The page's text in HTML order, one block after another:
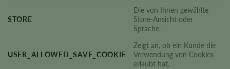
STORE
Die von Ihnen gewählte
Store-Ansicht oder
Sprache.
USER_ALLOWED_SAVE_COOKIE
Zeigt an, ob ein Kunde die
Verwendung von Cookies
erlaubt hat.